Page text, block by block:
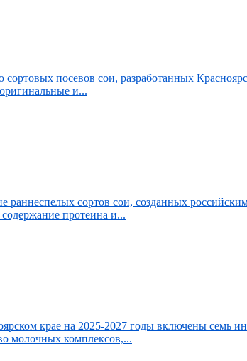
посевов сои, разработанных
и...
раннеспелых сортов сои, созданных
протеина и...
крае на 2025-2027 годы включены
молочных комплексов,...